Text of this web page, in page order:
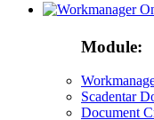
Module:
Scadentar
Document